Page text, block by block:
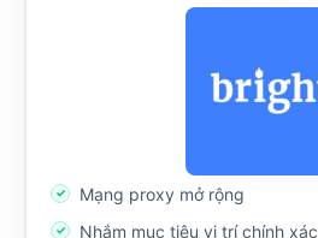
Mạng proxy mở rộng
Nhắm mục tiêu vị trí chính xác